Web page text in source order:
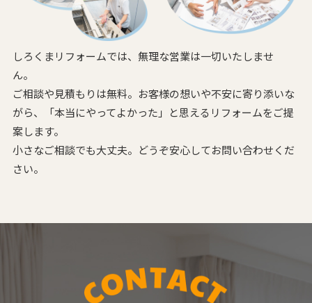
しろくまリフォームでは、無理な営業は一切いたしませ
ん。
ご相談や見積もりは無料。お客様の想いや不安に寄り添いな
がら、
「本当にやってよかった」と思えるリフォームをご提
案します。
小さなご相談でも大丈夫。どうぞ安心してお問い合わせくだ
さい。